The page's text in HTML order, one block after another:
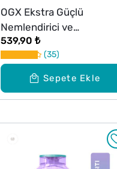
Sepete Ekle
OGX Ekstra Güçlü
Nemlendirici ve
Canlandırıcı Şampuan 385
ml
539,90 ₺
35